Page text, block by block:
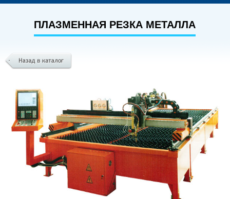
ПЛАЗМЕННАЯ РЕЗКА МЕТАЛЛА